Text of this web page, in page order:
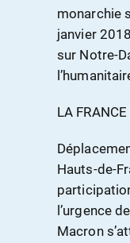
monarchie
janvier
sur Notre-
LA FRANCE
Hauts-de-
l’urgence
Macron